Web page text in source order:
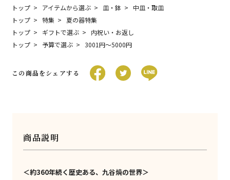
トップ アイテムから選ぶ 皿・鉢
中皿・取皿
トップ
特集
夏の器特集
トップ
ギフトで選ぶ
内祝い・お返し
トップ
予算で選ぶ 3001円〜5000円
この商品をシェアする
商品説明
＜約360年続く歴史ある、九谷焼の世界＞